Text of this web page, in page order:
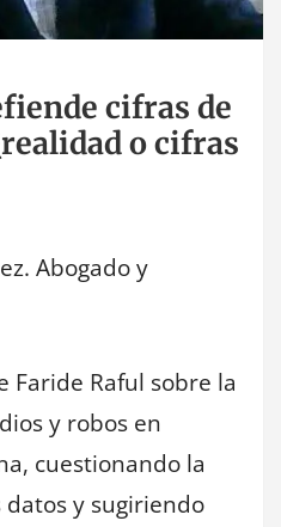
cifras de
o cifras
Abogado y
Faride Raful sobre la
y robos en
cuestionando la
y sugiriendo